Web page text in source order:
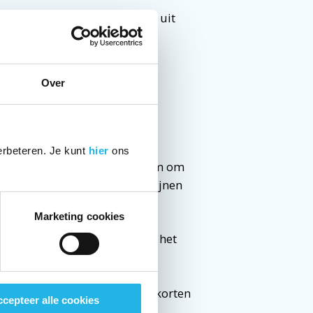
Over
Je kunt hier ons
Marketing cookies
alle cookies
bijvoorbeeld dat je pilletje uit
dat deze hulpstoffen:
je vragen. Vraag daarom om
je vragen over je medicijnen
zo is. Hun verkoper heeft het
wel. En soms geven
is.
Daar zie je of er tekorten